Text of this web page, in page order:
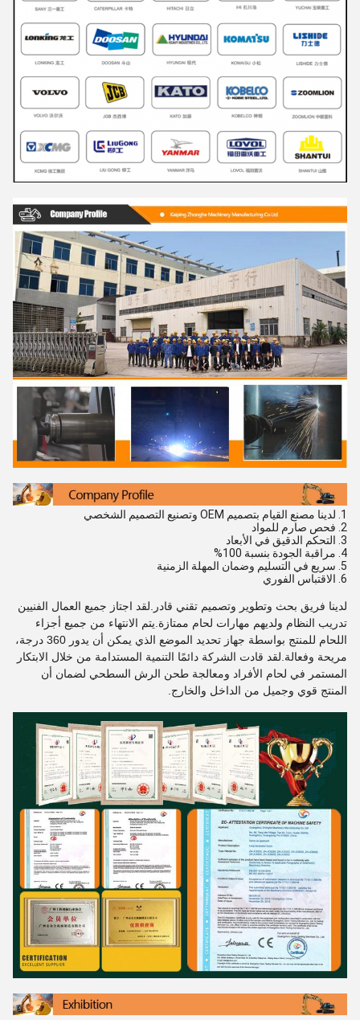
1. لدينا مصنع القيام بتصميم OEM وتصنيع التصميم الشخصي
2. فحص صارم للمواد
3. التحكم الدقيق في الأبعاد
4. مراقبة الجودة بنسبة 100%
5. سريع في التسليم وضمان المهلة الزمنية
6. الاقتباس الفوري
لدينا فريق بحث وتطوير وتصميم تقني قادر.لقد اجتاز جميع العمال الفنيين
تدريب النظام ولديهم مهارات لحام ممتازة.يتم الانتهاء من جميع أجزاء
اللحام للمنتج بواسطة جهاز تحديد الموضع الذي يمكن أن يدور 360 درجة،
مريحة وفعالة.لقد قادت الشركة دائمًا التنمية المستدامة من خلال الابتكار
المستمر في لحام الأفراد ومعالجة طحن الرش السطحي لضمان أن
المنتج قوي وجميل من الداخل والخارج.